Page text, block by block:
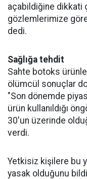
açabildiğine dikkati
gözlemlerimize
dedi.
Sağlığa tehdit
Sahte botoks
ölümcül sonuçlar
"Son dönemde
ürün kullanıldığı
30'un üzerinde
verdi.
Yetkisiz kişilere bu
yasak olduğunu